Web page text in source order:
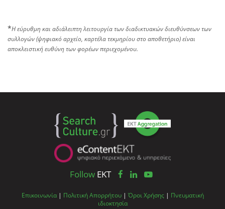
*Η εύρυθμη και αδιάλειπτη λειτουργία των διαδικτυακών διευθύνσεων των
συλλογών (ψηφιακό αρχείο, καρτέλα τεκμηρίου στο αποθετήριο) είναι
αποκλειστική ευθύνη των φορέων περιεχομένου.
Follow EKT
Επικοινωνία | Πολιτική Απορρήτου | Όροι Χρήσης | Πνευματική
ιδιοκτησία